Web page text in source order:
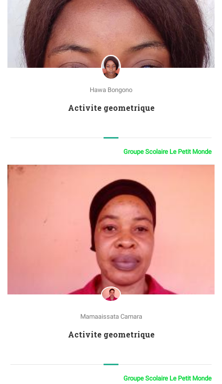
Hawa Bongono
Activite geometrique
Groupe Scolaire Le Petit Monde
Mamaaissata Camara
Activite geometrique
Groupe Scolaire Le Petit Monde